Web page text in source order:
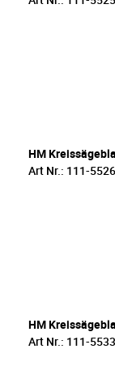
HM
Art Nr.: 111-
HM
Art Nr.: 111-